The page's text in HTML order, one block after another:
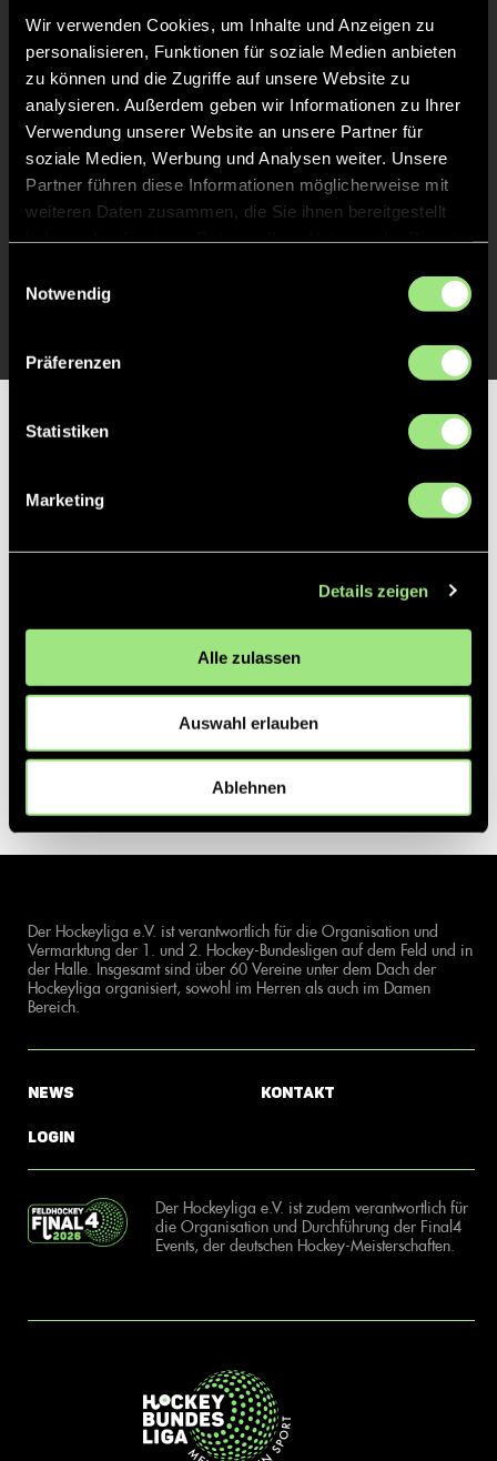
Wir verwenden Cookies, um Inhalte und Anzeigen zu
personalisieren, Funktionen für soziale Medien anbieten
zu können und die Zugriffe auf unsere Website zu
analysieren. Außerdem geben wir Informationen zu Ihrer
Verwendung unserer Website an unsere Partner für
soziale Medien, Werbung und Analysen weiter. Unsere
Partner führen diese Informationen möglicherweise mit
weiteren Daten zusammen, die Sie ihnen bereitgestellt
Notwendig
Präferenzen
Statistiken
Marketing
Details zeigen
Alle zulassen
Auswahl erlauben
Ablehnen
20'
Abpfiff
Spiel beendet
11' TOR 0:3, KURZE ECKE - TOR
7' TOR 0:2, FELDTOR
7'
Partner
Der Hockeyliga e.V. ist verantwortlich für die Organisation und
Vermarktung der 1. und 2. Hockey-Bundesligen auf dem Feld und in
der Halle. Insgesamt sind über 60 Vereine unter dem Dach der
Hockeyliga organisiert, sowohl im Herren als auch im Damen
Bereich.
News
Login
Kontakt
Der Hockeyliga e.V. ist zudem verantwortlich für
die Organisation und Durchführung der Final4
Events, der deutschen Hockey-Meisterschaften.